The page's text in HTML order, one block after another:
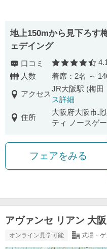
地上150mから見下ろす
ェデイング
口コミ
4.1
人数
着席：2名 ～
アクセス
JR大阪駅 (梅田
ス詳細
住所
大阪府大阪市
ティ ノースゲ
フェアをみる
アヴァンセ リアン 大阪
オンライン見学可能 式場・